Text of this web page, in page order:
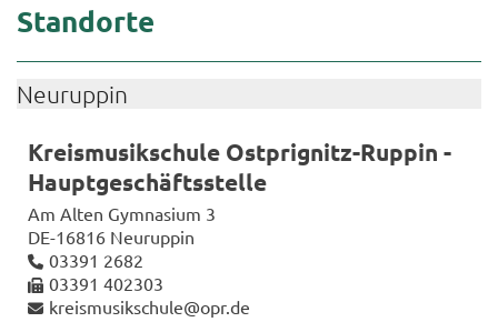
Stand­or­te
Neu­rup­pin
Kreis­mu­sik­schu­le Ostprignitz-​Ruppin -
Haupt­ge­schäfts­stel­le
Am Alten Gym­na­si­um 3
DE-​16816 Neu­rup­pin
03391 2682
03391 402303
kreis­mu­sik­schu­le@opr.de